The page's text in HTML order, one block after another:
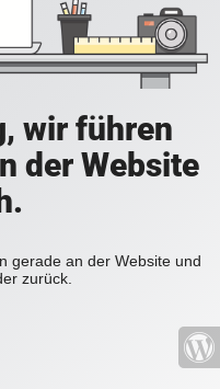
wir führen
der Website
gerade an der Website und
zurück.